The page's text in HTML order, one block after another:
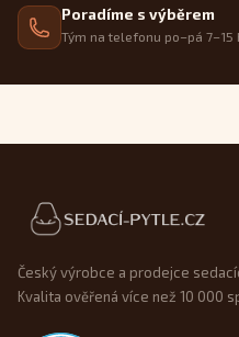
Poradíme s výběrem
Tým na telefonu po–pá 7–15
Patička webu
Český výrobce a prodejce
Kvalita ověřená více než 10 000